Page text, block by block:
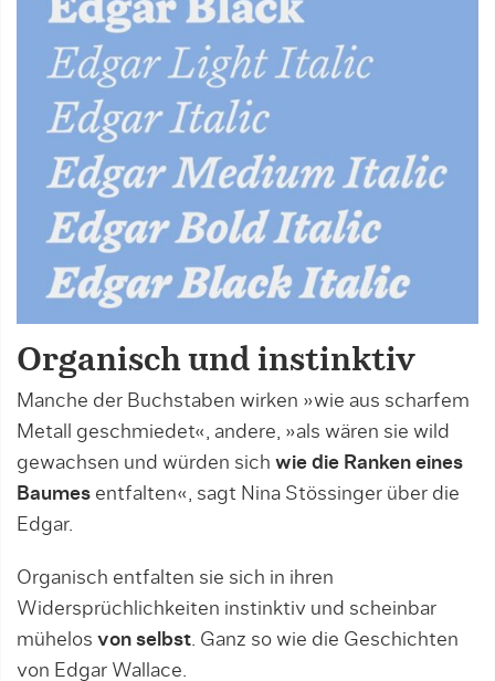
Organisch und instinktiv
Manche der Buchstaben wirken »wie aus scharfem
Metall geschmiedet«, andere, »als wären sie wild
gewachsen und würden sich wie die Ranken eines
Baumes entfalten«, sagt Nina Stössinger über die
Edgar.
Organisch entfalten sie sich in ihren
Widersprüchlichkeiten instinktiv und scheinbar
mühelos von selbst. Ganz so wie die Geschichten
von Edgar Wallace.